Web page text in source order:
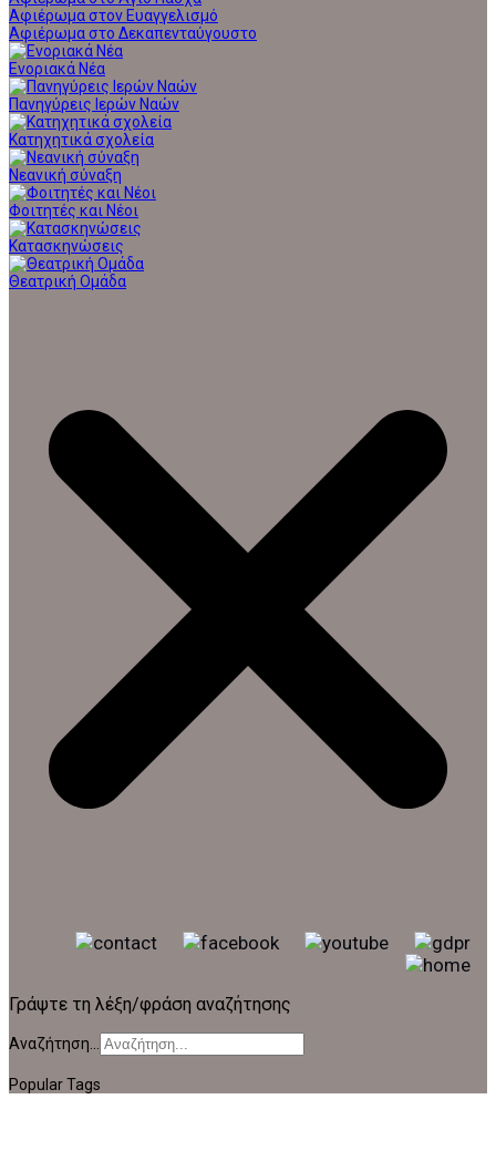
Αφιέρωμα στον Ευαγγελισμό
Αφιέρωμα στο Δεκαπενταύγουστο
Ενοριακά Νέα
Πανηγύρεις Ιερών Ναών
Κατηχητικά σχολεία
Νεανική σύναξη
Φοιτητές και Νέοι
Κατασκηνώσεις
Θεατρική Ομάδα
Γράψτε τη λέξη/φράση αναζήτησης
Αναζήτηση...
Popular Tags